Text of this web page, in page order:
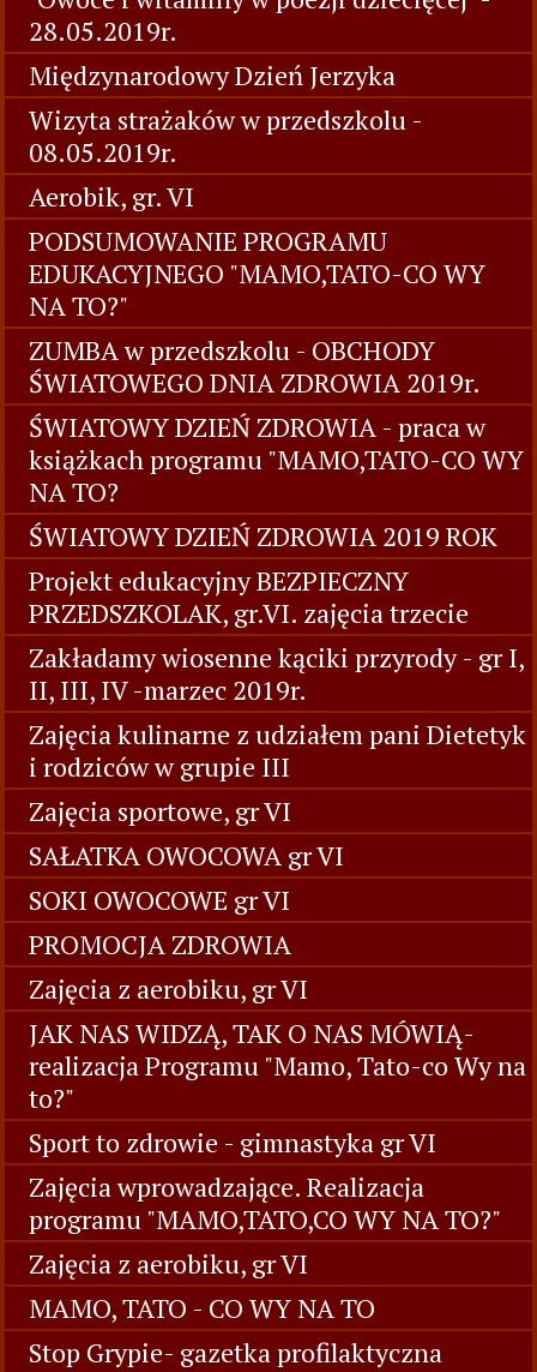
28.05.2019r.
Międzynarodowy Dzień Jerzyka
Wizyta strażaków w przedszkolu -
08.05.2019r.
Aerobik, gr. VI
PODSUMOWANIE PROGRAMU
EDUKACYJNEGO "MAMO,TATO-CO WY
NA TO?"
ZUMBA w przedszkolu - OBCHODY
ŚWIATOWEGO DNIA ZDROWIA 2019r.
ŚWIATOWY DZIEŃ ZDROWIA - praca w
książkach programu "MAMO,TATO-CO WY
NA TO?
ŚWIATOWY DZIEŃ ZDROWIA 2019 ROK
Projekt edukacyjny BEZPIECZNY
PRZEDSZKOLAK, gr.VI. zajęcia trzecie
Zakładamy wiosenne kąciki przyrody - gr I,
II, III, IV -marzec 2019r.
Zajęcia kulinarne z udziałem pani Dietetyk
i rodziców w grupie III
Zajęcia sportowe, gr VI
SAŁATKA OWOCOWA gr VI
SOKI OWOCOWE gr VI
PROMOCJA ZDROWIA
Zajęcia z aerobiku, gr VI
JAK NAS WIDZĄ, TAK O NAS MÓWIĄ-
realizacja Programu "Mamo, Tato-co Wy na
to?"
Sport to zdrowie - gimnastyka gr VI
Zajęcia wprowadzające. Realizacja
programu "MAMO,TATO,CO WY NA TO?"
Zajęcia z aerobiku, gr VI
MAMO, TATO - CO WY NA TO
Stop Grypie- gazetka profilaktyczna